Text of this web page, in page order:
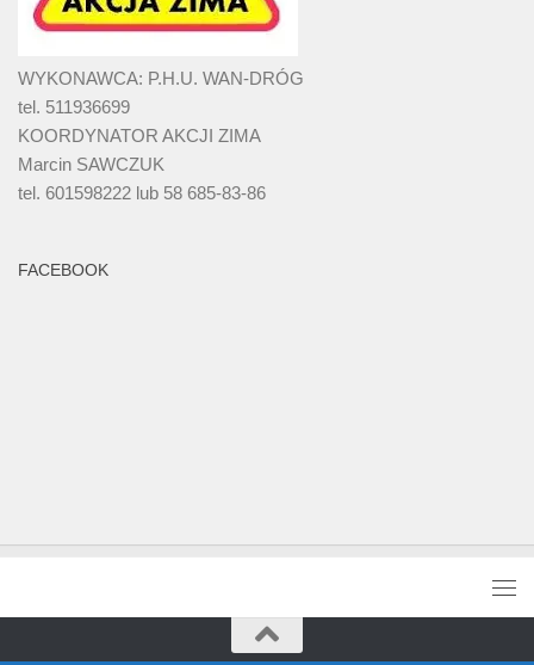
WYKONAWCA: P.H.U. WAN-DRÓG
tel. 511936699
KOORDYNATOR AKCJI ZIMA
Marcin SAWCZUK
tel. 601598222 lub 58 685-83-86
FACEBOOK